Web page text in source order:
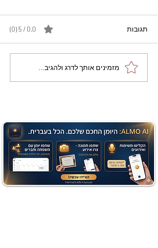
מתכון מנצח עוגת מייפל
שוקולד בחושה וקלה - זיוה
תגובות 0.0 / 5 ‏(0)
מזמינים אותך לדרג ולהגיב...